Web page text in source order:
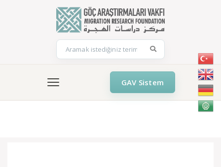
GAV Sistem
GELİŞEN KOŞULLARA KARŞI DEĞİŞMEYEN YARGILAR: